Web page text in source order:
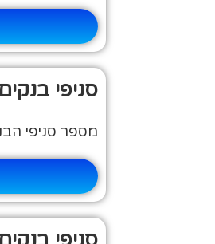
סניפי
מספר סניפי